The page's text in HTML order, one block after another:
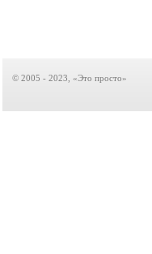
© 2005 - 2023, «Это просто»